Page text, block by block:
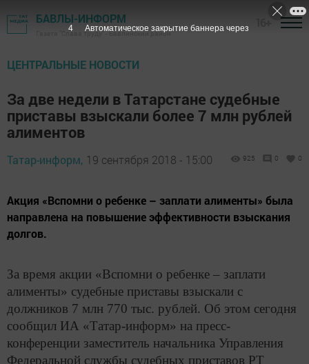
БАВЛЫ-ИНФОРМ
Газета "Слава труду" - Бавлинский район
ЦЕНТРАЛЬНЫЕ НОВОСТИ
За две недели в Татарстане судебные
приставы взыскали более 7 млн рублей
алиментов
Татар-информ, 19 сентября 2018 - 15:00 925 0 0
Акция «Вспомни о ребенке – заплати алименты» была
направлена на повышение эффективности взыскания
долгов.
За время акции «Вспомни о ребенке – заплати
алименты» судебные приставы взыскали с
должников 7 млн 770 тыс. рублей. Об этом сегодня
сообщил ИА «Татар-информ» на пресс-
конференции заместитель начальника Управления
Федеральной службы судебных приставов РТ
3 Автоматическое закрытие баннера через